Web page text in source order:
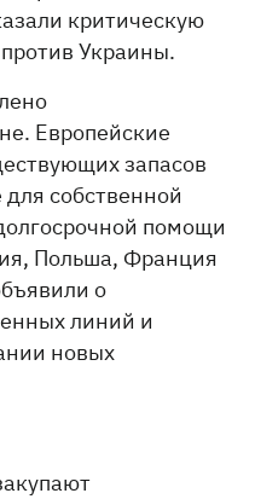
критическую
Украины.
Европейские
запасов
собственной
помощи
Польша, Франция
о
линий и
новых